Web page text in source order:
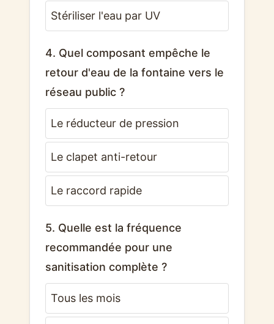
Stériliser l'eau par UV
4. Quel composant empêche le
retour d'eau de la fontaine vers le
réseau public ?
Le réducteur de pression
Le clapet anti-retour
Le raccord rapide
5. Quelle est la fréquence
recommandée pour une
sanitisation complète ?
Tous les mois